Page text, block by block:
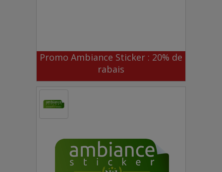
Promo Ambiance Sticker : 20% de
rabais